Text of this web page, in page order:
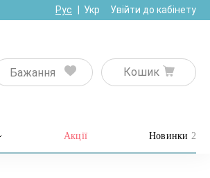
Рус Укр Увійти до кабінету
Бажання Кошик
Акції Новинки 2